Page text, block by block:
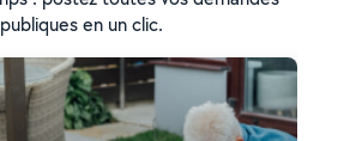
publiques en un clic.